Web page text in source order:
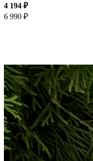
4 194 ₽
6 990 ₽